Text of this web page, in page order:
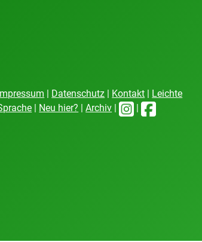
Impressum Datenschutz Kontakt
Leichte
Neu hier? |Archiv